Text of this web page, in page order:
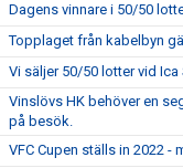
Dagens vinnare i 50/50
Topplaget från kabelbyn
Vi säljer 50/50 lotter vid
Vinslövs HK behöver en
på besök.
VFC Cupen ställs in 2022 -